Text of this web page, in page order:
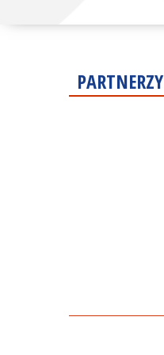
PARTNERZY